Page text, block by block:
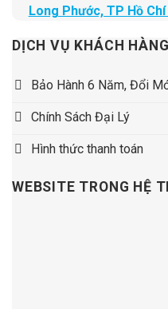
Long Phước, TP Hồ
DỊCH VỤ KHÁCH HÀNG
Bảo Hành 6 Năm, Đổi
Chính Sách Đại Lý
Hình thức thanh toán
WEBSITE TRONG HỆ